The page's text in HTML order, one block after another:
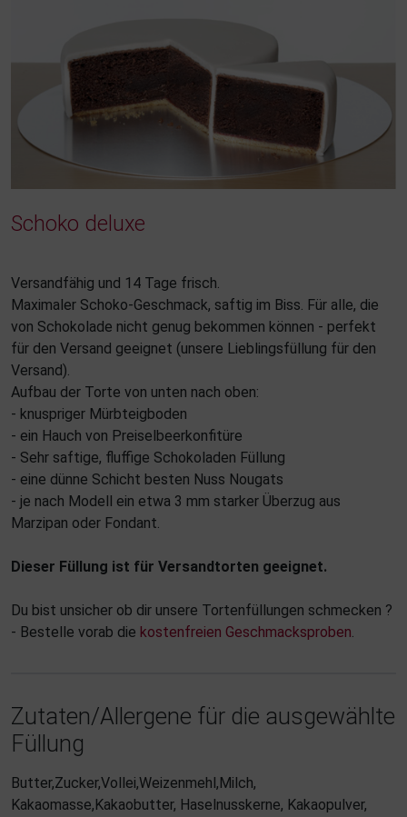
Schoko deluxe
Versandfähig und 14 Tage frisch.
Maximaler Schoko-Geschmack, saftig im Biss. Für alle, die
von Schokolade nicht genug bekommen können - perfekt
für den Versand geeignet (unsere Lieblingsfüllung für den
Versand).
Aufbau der Torte von unten nach oben:
- knuspriger Mürbteigboden
- ein Hauch von Preiselbeerkonfitüre
- Sehr saftige, fluffige Schokoladen Füllung
- eine dünne Schicht besten Nuss Nougats
- je nach Modell ein etwa 3 mm starker Überzug aus
Marzipan oder Fondant.
Dieser Füllung ist für Versandtorten geeignet.
Du bist unsicher ob dir unsere Tortenfüllungen schmecken ?
- Bestelle vorab die kostenfreien Geschmacksproben.
Zutaten/Allergene für die ausgewählte
Füllung
Butter,Zucker,Vollei,Weizenmehl,Milch,
Kakaomasse,Kakaobutter, Haselnusskerne, Kakaopulver,